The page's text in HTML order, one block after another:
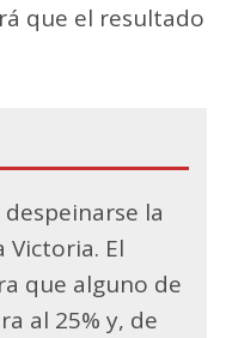
que el resultado
la
El
que alguno de
al 25% y, de